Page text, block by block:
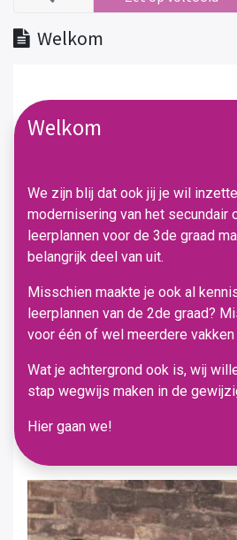
Welkom
Welkom
We zijn blij dat ook jij je wil
modernisering van het secundair
leerplannen voor de 3de graad
belangrijk deel van uit.
Misschien maakte je ook al
leerplannen van de 2de graad?
voor één of wel meerdere
Wat je achtergrond ook is, wij
stap wegwijs maken in de
Hier gaan we!